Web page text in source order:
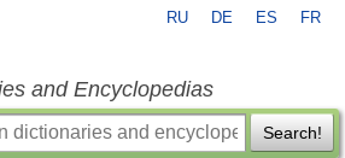
RU DE ES FR
and Encyclopedias
Search!